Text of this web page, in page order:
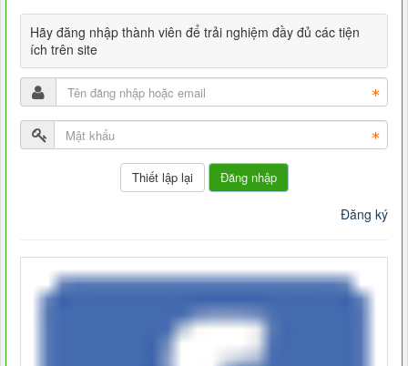
Hãy đăng nhập thành viên để trải nghiệm đầy đủ các tiện
ích trên site
Đăng nhập
Đăng ký